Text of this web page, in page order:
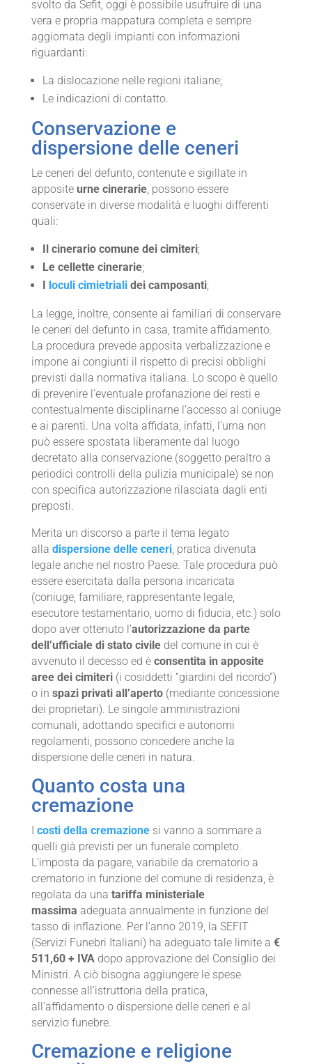
svolto da Sefit, oggi è possibile usufruire di una
vera e propria mappatura completa e sempre
aggiornata degli impianti con informazioni
riguardanti:
La dislocazione nelle regioni italiane;
Le indicazioni di contatto.
Conservazione e
dispersione delle ceneri
Le ceneri del defunto, contenute e sigillate in
apposite urne cinerarie, possono essere
conservate in diverse modalità e luoghi differenti
quali:
Il cinerario comune dei cimiteri;
Le cellette cinerarie;
I loculi cimietrialidei camposanti;
La legge, inoltre, consente ai familiari di conservare
le ceneri del defunto in casa, tramite affidamento.
La procedura prevede apposita verbalizzazione e
impone ai congiunti il rispetto di precisi obblighi
previsti dalla normativa italiana. Lo scopo è quello
di prevenire l’eventuale profanazione dei resti e
contestualmente disciplinarne l’accesso al coniuge
e ai parenti. Una volta affidata, infatti, l’urna non
può essere spostata liberamente dal luogo
decretato alla conservazione (soggetto peraltro a
periodici controlli della pulizia municipale) se non
con specifica autorizzazione rilasciata dagli enti
preposti.
Merita un discorso a parte il tema legato
alla dispersione delle ceneri, pratica divenuta
legale anche nel nostro Paese. Tale procedura può
essere esercitata dalla persona incaricata
(coniuge, familiare, rappresentante legale,
esecutore testamentario, uomo di fiducia, etc.) solo
dopo aver ottenuto l’autorizzazione da parte
dell’ufficiale di stato civiledel comune in cui è
avvenuto il decesso ed è consentita in apposite
aree dei cimiteri(i cosiddetti “giardini del ricordo”)
o in spazi privati all’aperto(mediante concessione
dei proprietari). Le singole amministrazioni
comunali, adottando specifici e autonomi
regolamenti, possono concedere anche la
dispersione delle ceneri in natura.
Quanto costa una
cremazione
I costi della cremazionesi vanno a sommare a
quelli già previsti per un funerale completo.
L’imposta da pagare, variabile da crematorio a
crematorio in funzione del comune di residenza, è
regolata da una tariffa ministeriale
massima adeguata annualmente in funzione del
tasso di inflazione. Per l’anno 2019, la SEFIT
(Servizi Funebri Italiani) ha adeguato tale limite a €
511,60 + IVA dopo approvazione del Consiglio dei
Ministri. A ciò bisogna aggiungere le spese
connesse all’istruttoria della pratica,
all’affidamento o dispersione delle ceneri e al
servizio funebre.
Cremazione e religione